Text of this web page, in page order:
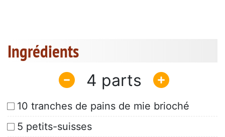
Ingrédients
4
10 tranches de pains de mie brioché
5 petits-suisses